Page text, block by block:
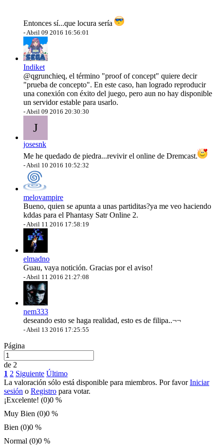
Entonces sí...que locura sería
- Abril 09 2016 16:56:01
Indiket
@qgrunchieq, el término "proof of concept" quiere decir
"prueba de concepto". En este caso, han logrado reproducir
una conexión con éxito del juego, pero aun no hay disponible
un servidor estable para usarlo.
- Abril 09 2016 20:30:30
J
josesnk
Me he quedado de piedra...revivir el online de Dremcast.
- Abril 10 2016 10:52:32
melovampire
Bueno, quien se apunta a unas partiditas?ya me veo haciendo
kddas para el Phantasy Satr Online 2.
- Abril 11 2016 17:58:19
elmadno
Guau, vaya notición. Gracias por el aviso!
- Abril 11 2016 21:27:08
nem333
deseando esto se haga realidad, esto es de filipa..¬¬
- Abril 13 2016 17:25:55
Página
de 2
1 2 Siguiente Último
La valoración sólo está disponible para miembros. Por favorIniciar
sesión o Registro para votar.
¡Excelente! (0)0 %
Muy Bien (0)0 %
Bien (0)0 %
Normal (0)0 %